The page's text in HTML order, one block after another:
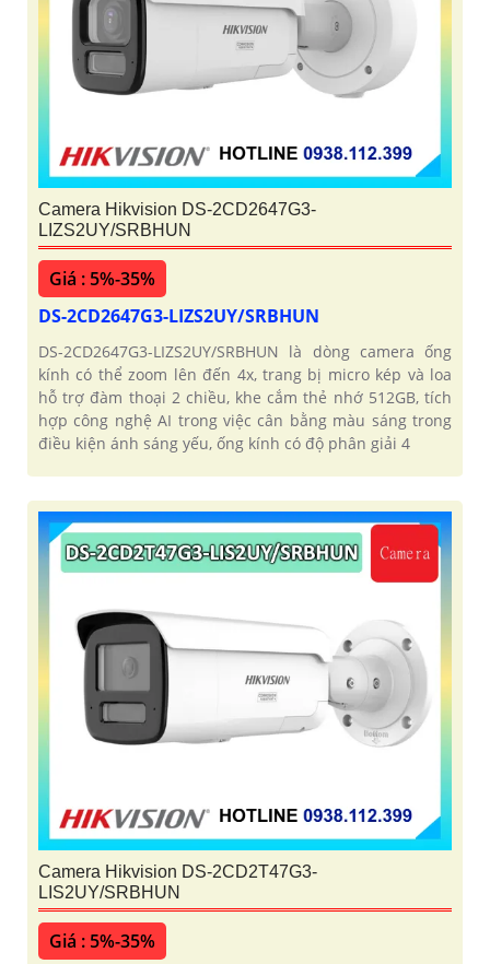
Camera Hikvision DS-2CD2647G3-
LIZS2UY/SRBHUN
Giá : 5%-35%
DS-2CD2647G3-LIZS2UY/SRBHUN
DS-2CD2647G3-LIZS2UY/SRBHUN là dòng camera ống
kính có thể zoom lên đến 4x, trang bị micro kép và loa
hỗ trợ đàm thoại 2 chiều, khe cắm thẻ nhớ 512GB, tích
hợp công nghệ AI trong việc cân bằng màu sáng trong
điều kiện ánh sáng yếu, ống kính có độ phân giải 4
Camera Hikvision DS-2CD2T47G3-
LIS2UY/SRBHUN
Giá : 5%-35%